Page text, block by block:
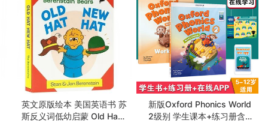
英文原版绘本 美国英语书 苏
斯反义词低幼启蒙 Old Hat
新版Oxford Phonics World
2级别 学生课本+练习册含A